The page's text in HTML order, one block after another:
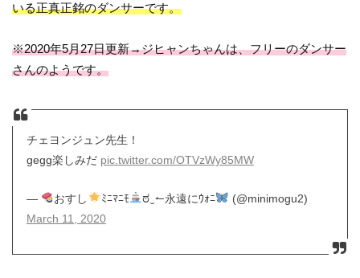
いる正真正銘のダンサーです。
※2020年5月27日更新→ジヒャンちゃんは、フリーのダンサー
さんのようです。
チェヨンジュン先生！
gegg楽しみだ pic.twitter.com/OTVzWy85MW
— おすし ﾐﾆﾏﾆﾓ ಠ‿↼永遠にｳｫﾆ
(@minimogu2)
March 11, 2020